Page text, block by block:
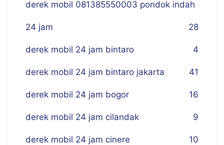
derek mobil 081385550003 pondok indah
24 jam 28
derek mobil 24 jam bintaro 4
derek mobil 24 jam bintaro jakarta 41
derek mobil 24 jam bogor 16
derek mobil 24 jam cilandak 9
derek mobil 24 jam cinere 10